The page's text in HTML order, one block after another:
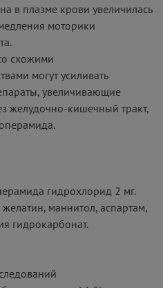
в плазме крови увеличилась
моторики
схожими
могут усиливать
увеличивающие
желудочно-кишечный тракт,
гидрохлорид 2 мг.
маннитол, аспартам,
гидрокарбонат.